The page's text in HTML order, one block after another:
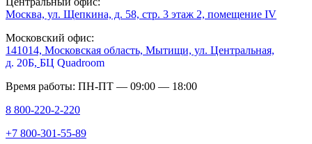
Москва, ул. Щепкина, д. 58, стр. 3 этаж 2, помещение IV
Московский офис:
141014, Московская область, Мытищи, ул. Центральная,
д. 20Б, БЦ Quadroom
Время работы: ПН-ПТ — 09:00 — 18:00
8 800-220-2-220
+7 800-301-55-89